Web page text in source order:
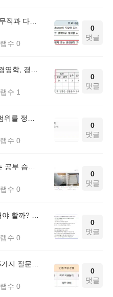
수 0
0
댓글
수 1
0
댓글
수 0
0
댓글
수 0
0
댓글
수 0
0
댓글
수 0
0
댓글